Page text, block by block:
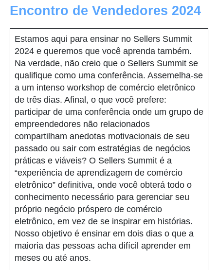
Encontro de Vendedores 2024
Estamos aqui para ensinar no Sellers Summit
2024 e queremos que você aprenda também.
Na verdade, não creio que o Sellers Summit se
qualifique como uma conferência. Assemelha-se
a um intenso workshop de comércio eletrônico
de três dias. Afinal, o que você prefere:
participar de uma conferência onde um grupo de
empreendedores não relacionados
compartilham anedotas motivacionais de seu
passado ou sair com estratégias de negócios
práticas e viáveis? O Sellers Summit é a
“experiência de aprendizagem de comércio
eletrônico” definitiva, onde você obterá todo o
conhecimento necessário para gerenciar seu
próprio negócio próspero de comércio
eletrônico, em vez de se inspirar em histórias.
Nosso objetivo é ensinar em dois dias o que a
maioria das pessoas acha difícil aprender em
meses ou até anos.